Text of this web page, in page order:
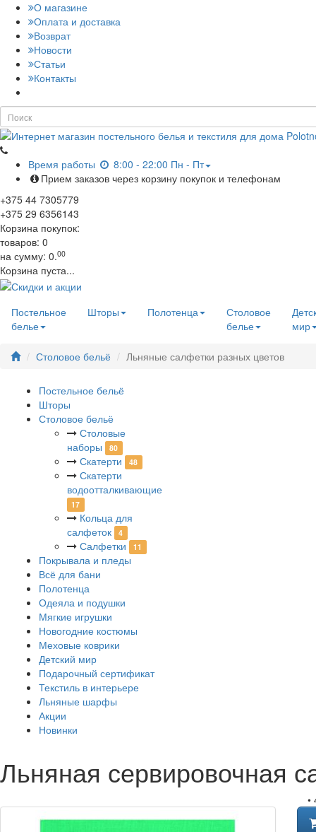
О магазине
Оплата и доставка
Возврат
Новости
Статьи
Контакты
Время работы
8:00 - 22:00 Пн - Пт
Прием заказов через корзину покупок и телефонам
+375 44 7305779
+375 29 6356143
Корзина покупок:
товаров: 0
на сумму: 0.00
Корзина пуста...
Постельное
белье
Шторы Полотенца
Столовое
белье
мир
Столовое бельё Льняные салфетки разных цветов
Постельное бельё
Шторы
Столовое бельё
Столовые
наборы
80
Скатерти 48
Скатерти
водоотталкивающие
17
Кольца для
салфеток
4
Салфетки 11
Покрывала и пледы
Всё для бани
Полотенца
Одеяла и подушки
Мягкие игрушки
Новогодние костюмы
Меховые коврики
Детский мир
Подарочный сертификат
Текстиль в интерьере
Льняные шарфы
Акции
Новинки
Льняная сервировочная
•